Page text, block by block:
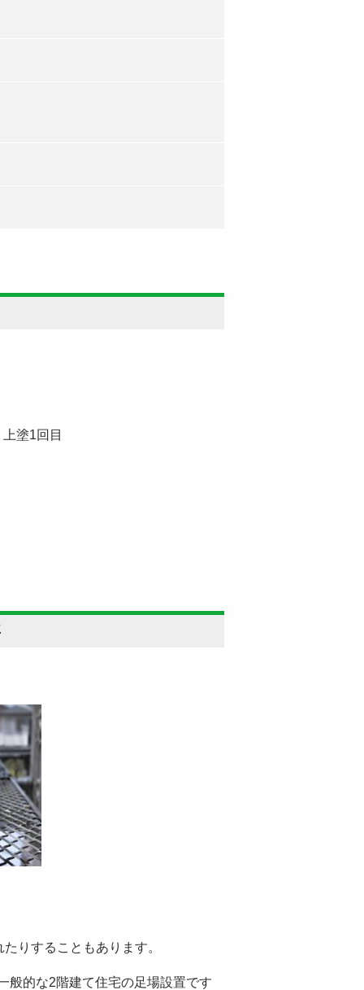
塗1回目
りすることもあります。
般的な2階建て住宅の足場設置です